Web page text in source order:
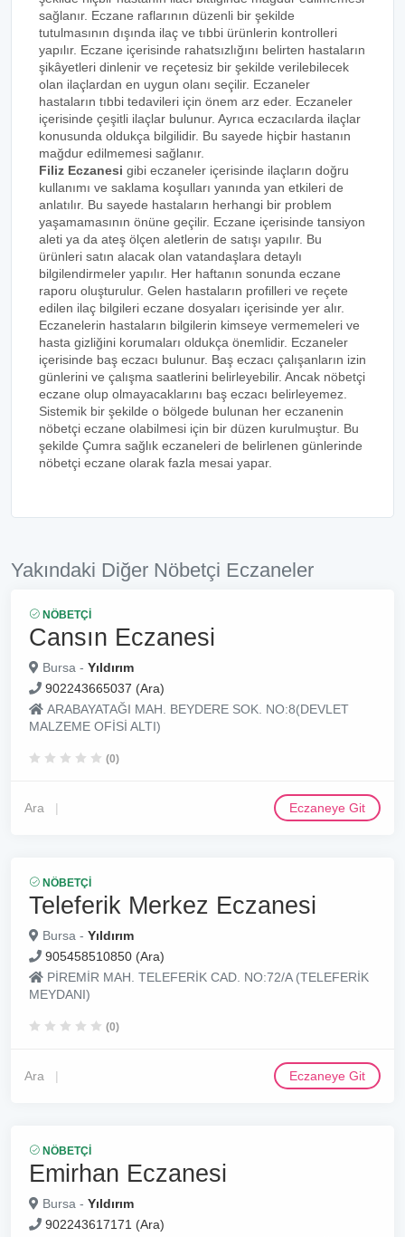
sağlanır. Eczane raflarının düzenli bir şekilde
tutulmasının dışında ilaç ve tıbbi ürünlerin kontrolleri
yapılır. Eczane içerisinde rahatsızlığını belirten hastaların
şikâyetleri dinlenir ve reçetesiz bir şekilde verilebilecek
olan ilaçlardan en uygun olanı seçilir. Eczaneler
hastaların tıbbi tedavileri için önem arz eder. Eczaneler
içerisinde çeşitli ilaçlar bulunur. Ayrıca eczacılarda ilaçlar
konusunda oldukça bilgilidir. Bu sayede hiçbir hastanın
mağdur edilmemesi sağlanır.
Filiz Eczanesi gibi eczaneler içerisinde ilaçların doğru
kullanımı ve saklama koşulları yanında yan etkileri de
anlatılır. Bu sayede hastaların herhangi bir problem
yaşamamasının önüne geçilir. Eczane içerisinde tansiyon
aleti ya da ateş ölçen aletlerin de satışı yapılır. Bu
ürünleri satın alacak olan vatandaşlara detaylı
bilgilendirmeler yapılır. Her haftanın sonunda eczane
raporu oluşturulur. Gelen hastaların profilleri ve reçete
edilen ilaç bilgileri eczane dosyaları içerisinde yer alır.
Eczanelerin hastaların bilgilerin kimseye vermemeleri ve
hasta gizliğini korumaları oldukça önemlidir. Eczaneler
içerisinde baş eczacı bulunur. Baş eczacı çalışanların izin
günlerini ve çalışma saatlerini belirleyebilir. Ancak nöbetçi
eczane olup olmayacaklarını baş eczacı belirleyemez.
Sistemik bir şekilde o bölgede bulunan her eczanenin
nöbetçi eczane olabilmesi için bir düzen kurulmuştur. Bu
şekilde Çumra sağlık eczaneleri de belirlenen günlerinde
nöbetçi eczane olarak fazla mesai yapar.
Yakındaki Diğer Nöbetçi Eczaneler
NÖBETÇI
Cansın Eczanesi
Bursa - Yıldırım
902243665037 (Ara)
ARABAYATAĞI MAH. BEYDERE SOK. NO:8(DEVLET
MALZEME OFİSİ ALTI)
(0)
Ara Eczaneye Git
NÖBETÇI
Teleferik Merkez Eczanesi
Bursa - Yıldırım
905458510850 (Ara)
PİREMİR MAH. TELEFERİK CAD. NO:72/A (TELEFERİK
MEYDANI)
(0)
Ara Eczaneye Git
NÖBETÇI
Emirhan Eczanesi
Bursa - Yıldırım
902243617171 (Ara)